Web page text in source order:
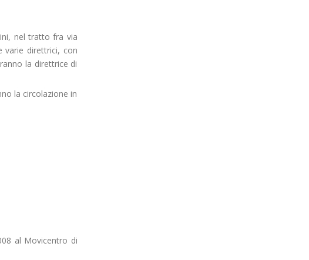
nel tratto fra via
varie direttrici, con
la direttrice di
la circolazione in
al Movicentro di